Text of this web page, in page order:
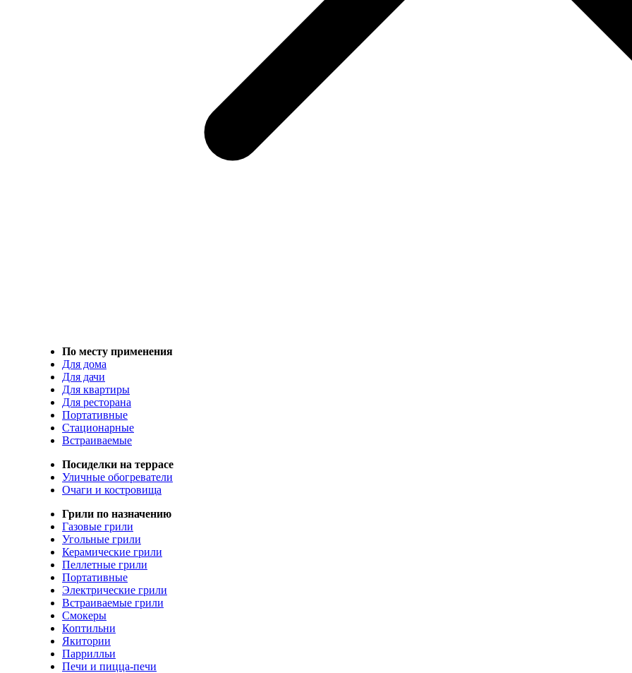
По месту применения
Для дома
Для дачи
Для квартиры
Для ресторана
Портативные
Стационарные
Встраиваемые
Посиделки на террасе
Уличные обогреватели
Очаги и костровища
Грили по назначению
Газовые грили
Угольные грили
Керамические грили
Пеллетные грили
Портативные
Электрические грили
Встраиваемые грили
Смокеры
Коптильни
Якитории
Паррилльи
Печи и пицца-печи